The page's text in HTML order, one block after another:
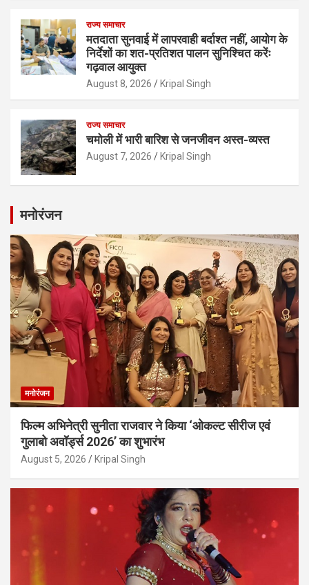
राज्य समाचार
मतदाता सुनवाई में लापरवाही बर्दाश्त नहीं, आयोग के
निर्देशों का शत-प्रतिशत पालन सुनिश्चित करेंः
गढ़वाल आयुक्त
August 8, 2026 Kripal Singh
राज्य समाचार
चमोली में भारी बारिश से जनजीवन अस्त-व्यस्त
August 7, 2026 Kripal Singh
मनोरंजन
मनोरंजन
फिल्म अभिनेत्री सुनीता राजवार ने किया ‘ओकल्ट सीरीज एवं
गुलाबो अवॉर्ड्स 2026’ का शुभारंभ
August 5, 2026 Kripal Singh